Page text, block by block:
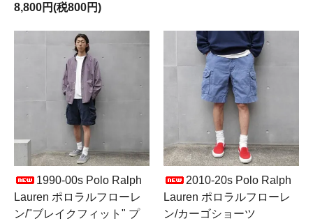
8,800円(税800円)
1990-00s Polo Ralph
Lauren ポロラルフローレ
ン/"ブレイクフィット" プ
2010-20s Polo Ralph
Lauren ポロラルフローレ
ン/カーゴショーツ